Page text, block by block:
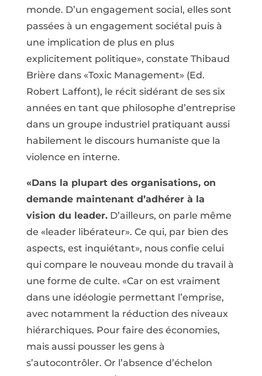
monde. D’un engagement social, elles sont
passées à un engagement sociétal puis à
une implication de plus en plus
explicitement politique», constate Thibaud
Brière dans «Toxic Management» (Ed.
Robert Laffont), le récit sidérant de ses six
années en tant que philosophe d’entreprise
dans un groupe industriel pratiquant aussi
habilement le discours humaniste que la
violence en interne.
«Dans la plupart des organisations, on
demande maintenant d’adhérer à la
vision du leader.D’ailleurs, on parle même
de «leader libérateur». Ce qui, par bien des
aspects, est inquiétant», nous confie celui
qui compare le nouveau monde du travail à
une forme de culte. «Car on est vraiment
dans une idéologie permettant l’emprise,
avec notamment la réduction des niveaux
hiérarchiques. Pour faire des économies,
mais aussi pousser les gens à
s’autocontrôler. Or l’absence d’échelon